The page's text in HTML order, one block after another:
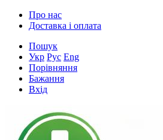
Про нас
Доставка і оплата
Пошук
Укр Рус Eng
Порівняння
Бажання
Вхід